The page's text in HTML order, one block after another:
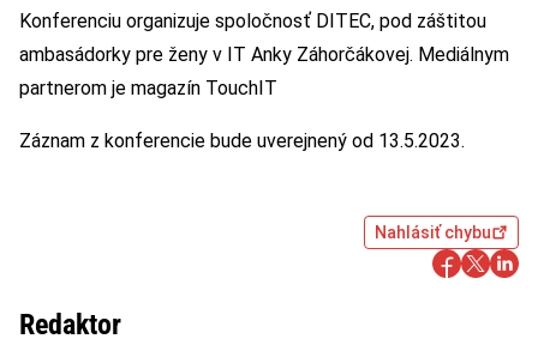
Konferenciu organizuje spoločnosť DITEC, pod záštitou
ambasádorky pre ženy v IT Anky Záhorčákovej. Mediálnym
partnerom je magazín TouchIT
Záznam z konferencie bude uverejnený od 13.5.2023.
Nahlásiť chybu
Redaktor